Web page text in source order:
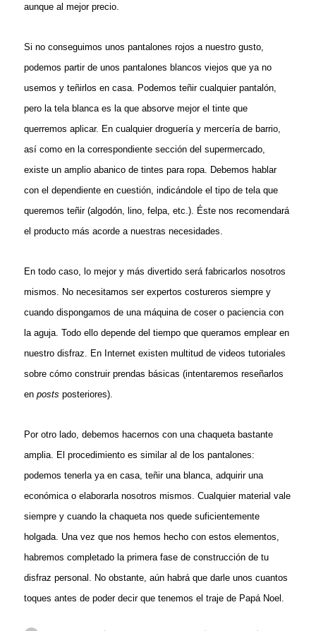
aunque al mejor precio.
Si no conseguimos unos pantalones rojos a nuestro gusto,
podemos partir de unos pantalones blancos viejos que ya no
usemos y teñirlos en casa. Podemos teñir cualquier pantalón,
pero la tela blanca es la que absorve mejor el tinte que
querremos aplicar. En cualquier droguería y mercería de barrio,
así como en la correspondiente sección del supermercado,
existe un amplio abanico de tintes para ropa. Debemos hablar
con el dependiente en cuestión, indicándole el tipo de tela que
queremos teñir (algodón, lino, felpa, etc.). Éste nos recomendará
el producto más acorde a nuestras necesidades.
En todo caso, lo mejor y más divertido será fabricarlos nosotros
mismos. No necesitamos ser expertos costureros siempre y
cuando dispongamos de una máquina de coser o paciencia con
la aguja. Todo ello depende del tiempo que queramos emplear en
nuestro disfraz. En Internet existen multitud de videos tutoriales
sobre cómo construir prendas básicas (intentaremos reseñarlos
enposts posteriores).
Por otro lado, debemos hacernos con una chaqueta bastante
amplia. El procedimiento es similar al de los pantalones:
podemos tenerla ya en casa, teñir una blanca, adquirir una
económica o elaborarla nosotros mismos. Cualquier material vale
siempre y cuando la chaqueta nos quede suficientemente
holgada. Una vez que nos hemos hecho con estos elementos,
habremos completado la primera fase de construcción de tu
disfraz personal. No obstante, aún habrá que darle unos cuantos
toques antes de poder decir que tenemos el traje de Papá Noel.